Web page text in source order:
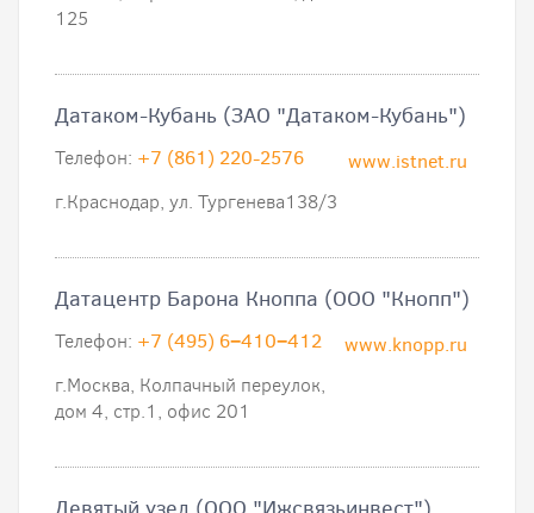
125
Датаком-Кубань (ЗАО "Датаком-Кубань")
www.istnet.ru
Телефон: +7 (861) 220-2576
г.Краснодар, ул. Тургенева138/3
Датацентр Барона Кноппа (ООО "Кнопп")
www.knopp.ru
Телефон: +7 (495) 6−410−412
г.Москва, Колпачный переулок,
дом 4, стр.1, офис 201